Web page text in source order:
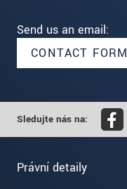
Send us an email:
CONTACT FORM
Sledujte nás na:
Právní detaily